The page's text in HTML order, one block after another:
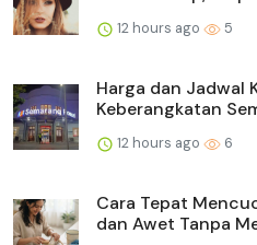
12 hours ago 5
Harga dan Jadwal
Keberangkatan
12 hours ago 6
Cara Tepat
dan Awet Tanpa